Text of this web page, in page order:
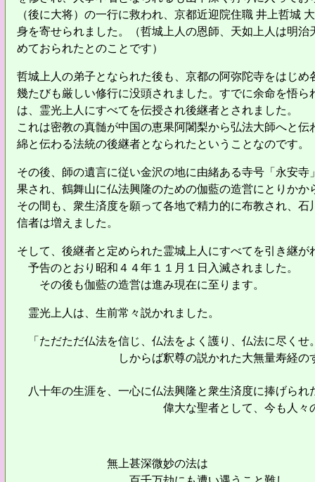
（後に大将）の一行に救われ、京都近迎院住職 井上哲城
身を寄せられました。（哲城上人の恩師、天如上人は明治
めておられたとのことです）
哲城上人の弟子となられた後も、京都の阿弥陀寺をはじめ
幾たびも厳しい修行に没頭されました。すでに余命を悟ら
は、霊光上人にすべてを伝授され後継者とされました 。
これは密教の真髄が中国の恵果阿闍梨から弘法大師へと伝
綿と伝わる法統の後継者となられた ということなのです。
その後、師の遺言に従い金沢の地に由緒ある寺号「永安寺
果され、鶴舞山に仏法興隆のための伽藍の造営にとりかか
その間も、衆生済度を願って各地で精力的に布教され、石
信者は増えました。
そして、後継者と定められた霊城上人にすべてを引き継が
予告のとおり昭和４４年１１月１日入滅されました。
その後も伽藍の造営は進み現在に至ります。
霊光上人は、生前常々説かれました。
「ただただ仏法を信じ、仏法をよく護り、仏法に尽くせ
しからば釈尊の説かれた大無量寿経のすべ
八十年の生涯を、一心に仏法興隆と衆生済度に捧げられ
偉大な聖者として、今も人々の心に生
無上甚深微妙の法は